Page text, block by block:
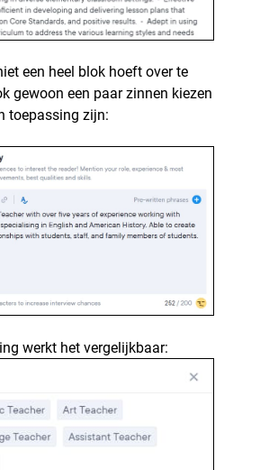
een heel blok hoeft over te
gewoon een paar zinnen kiezen
toepassing zijn:
werkt het vergelijkbaar: